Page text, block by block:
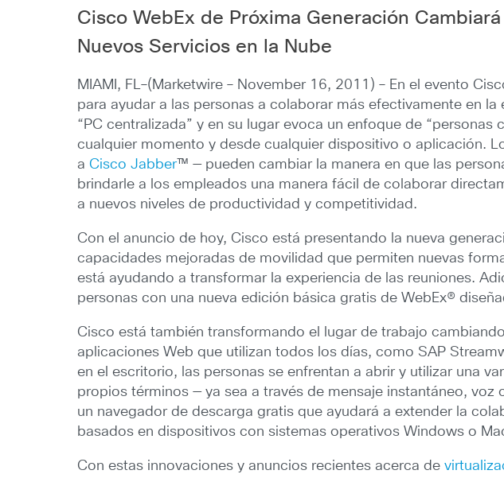
Cisco WebEx de Próxima Generación
Nuevos Servicios en la Nube
MIAMI, FL–(Marketwire – November 16, 2011) – En el evento
para ayudar a las personas a colaborar más efectivamente en
“PC centralizada” y en su lugar evoca un enfoque de
cualquier momento y desde cualquier dispositivo o aplicación.
aCisco Jabber™ — pueden cambiar la manera en que las
brindarle a los empleados una manera fácil de colaborar
a nuevos niveles de productividad y competitividad.
Con el anuncio de hoy, Cisco está presentando la nueva
capacidades mejoradas de movilidad que permiten nuevas
está ayudando a transformar la experiencia de las reuniones.
personas con una nueva edición básica gratis de WebEx®
Cisco está también transformando el lugar de trabajo
aplicaciones Web que utilizan todos los días, como SAP
en el escritorio, las personas se enfrentan a abrir y utilizar una
propios términos — ya sea a través de mensaje instantáneo,
un navegador de descarga gratis que ayudará a extender la
basados en dispositivos con sistemas operativos Windows o
Con estas innovaciones y anuncios recientes acerca de